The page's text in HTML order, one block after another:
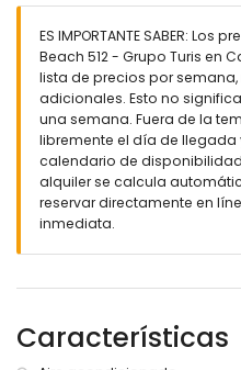
jardín comunitario con
ducha exterior
plaza de garaje
Más información
pueblo más cercano a
playa más cercana:
del apartamento)
puerto más cercano a
aeropuerto más cercano:
kilómetros del
transporte público
no se permite fumar
no se permiten mascotas
ES IMPORTANTE SABER:
Beach 512 - Grupo Turis en
lista de precios por
adicionales. Esto no
una semana. Fuera de la
libremente el día de
calendario de
alquiler se calcula
reservar directamente en
inmediata.
Características